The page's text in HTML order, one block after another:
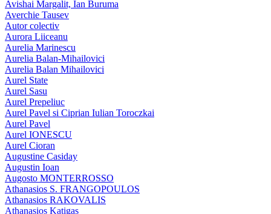
Avishai Margalit, Ian Buruma
Averchie Tausev
Autor colectiv
Aurora Liiceanu
Aurelia Marinescu
Aurelia Balan-Mihailovici
Aurelia Balan Mihailovici
Aurel State
Aurel Sasu
Aurel Prepeliuc
Aurel Pavel si Ciprian Iulian Toroczkai
Aurel Pavel
Aurel IONESCU
Aurel Cioran
Augustine Casiday
Augustin Ioan
Augosto MONTERROSSO
Athanasios S. FRANGOPOULOS
Athanasios RAKOVALIS
Athanasios Katigas